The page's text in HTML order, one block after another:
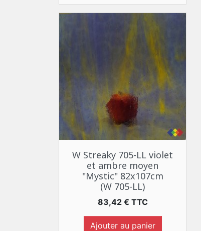
Aperçu rapide
W Streaky 705-LL violet
et ambre moyen
"Mystic" 82x107cm
(W 705-LL)
Prix
83,42 € TTC
Ajouter au panier